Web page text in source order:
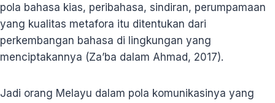
pola bahasa kias, peribahasa, sindiran, perumpamaan
yang kualitas metafora itu ditentukan dari
perkembangan bahasa di lingkungan yang
menciptakannya (Za’ba dalam Ahmad, 2017).
Jadi orang Melayu dalam pola komunikasinya yang